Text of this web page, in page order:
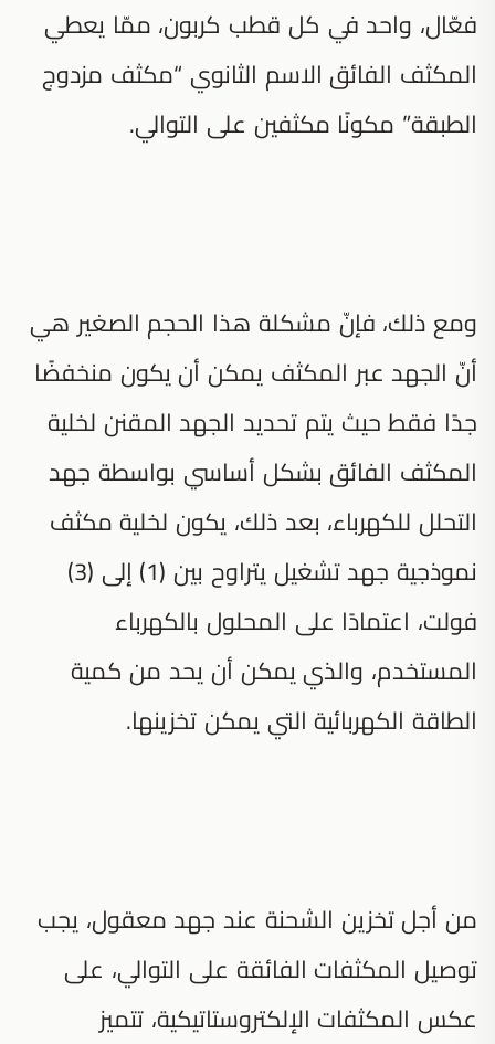
فعّال، واحد في كل قطب كربون، ممّا يعطي
المكثف الفائق الاسم الثانوي “مكثف مزدوج
الطبقة” مكونًا مكثفين على التوالي.
ومع ذلك، فإنّ مشكلة هذا الحجم الصغير هي
أنّ الجهد عبر المكثف يمكن أن يكون منخفضًا
جدًا فقط حيث يتم تحديد الجهد المقنن لخلية
المكثف الفائق بشكل أساسي بواسطة جهد
التحلل للكهرباء، بعد ذلك، يكون لخلية مكثف
نموذجية جهد تشغيل يتراوح بين (1) إلى (3)
فولت، اعتمادًا على المحلول بالكهرباء
المستخدم، والذي يمكن أن يحد من كمية
الطاقة الكهربائية التي يمكن تخزينها.
من أجل تخزين الشحنة عند جهد معقول، يجب
توصيل المكثفات الفائقة على التوالي، على
عكس المكثفات الإلكتروستاتيكية، تتميز